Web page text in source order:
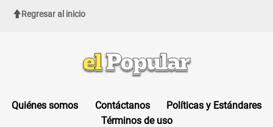
Regresar al inicio
Quiénes somos Contáctanos
Políticas y Estándares
Términos de uso